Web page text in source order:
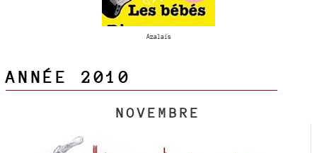
Azalais
ANNÉE 2010
NOVEMBRE